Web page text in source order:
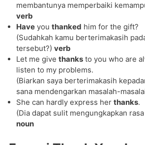
membantunya memperbaiki
verb
Have you thanked him for the gift?
(Sudahkah kamu berterimakasih
tersebut?) verb
Let me give thanks to you who are
listen to my problems.
(Biarkan saya berterimakasih
sana mendengarkan masalah-
She can hardly express her thanks.
(Dia dapat sulit mengungkapkan
noun